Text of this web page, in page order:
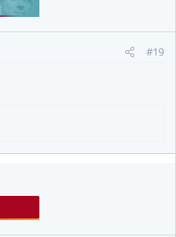
#19